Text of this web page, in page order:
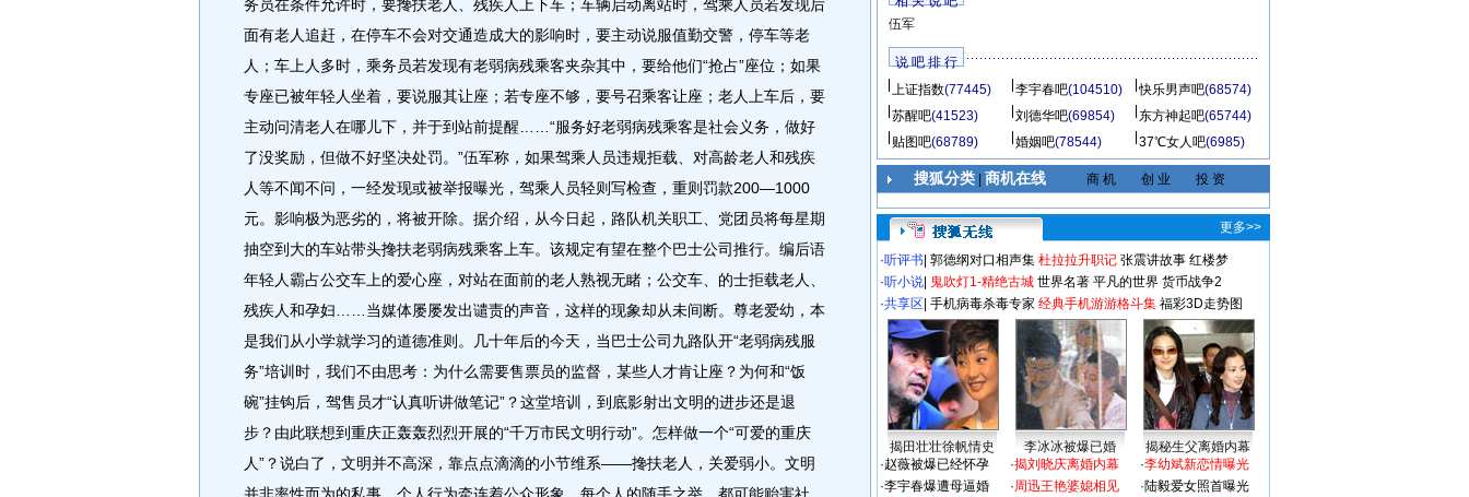
务员在条件允许时，要搀扶老人、残疾人上下车；车辆启动离站时，驾乘人员若发现后
面有老人追赶，在停车不会对交通造成大的影响时，要主动说服值勤交警，停车等老
人；车上人多时，乘务员若发现有老弱病残乘客夹杂其中，要给他们“抢占”座位；如果
专座已被年轻人坐着，要说服其让座；若专座不够，要号召乘客让座；老人上车后，要
主动问清老人在哪儿下，并于到站前提醒……“服务好老弱病残乘客是社会义务，做好
了没奖励，但做不好坚决处罚。”伍军称，如果驾乘人员违规拒载、对高龄老人和残疾
人等不闻不问，一经发现或被举报曝光，驾乘人员轻则写检查，重则罚款200—1000
元。影响极为恶劣的，将被开除。据介绍，从今日起，路队机关职工、党团员将每星期
抽空到大的车站带头搀扶老弱病残乘客上车。该规定有望在整个巴士公司推行。编后语
年轻人霸占公交车上的爱心座，对站在面前的老人熟视无睹；公交车、的士拒载老人、
残疾人和孕妇……当媒体屡屡发出谴责的声音，这样的现象却从未间断。尊老爱幼，本
是我们从小学就学习的道德准则。几十年后的今天，当巴士公司九路队开“老弱病残服
务”培训时，我们不由思考：为什么需要售票员的监督，某些人才肯让座？为何和“饭
碗”挂钩后，驾售员才“认真听讲做笔记”？这堂培训，到底影射出文明的进步还是退
步？由此联想到重庆正轰轰烈烈开展的“千万市民文明行动”。怎样做一个“可爱的重庆
人”？说白了，文明并不高深，靠点点滴滴的小节维系——搀扶老人，关爱弱小。文明
伍军
说 吧 排 行
上证指数(77445) 李宇春吧(104510) 快乐男声吧(68574)
苏醒吧(41523) 刘德华吧(69854) 东方神起吧(65744)
贴图吧(68789) 婚姻吧(78544) 37℃女人吧(6985)
搜狐分类| 商机在线 商 机 创 业 投 资
更多>>
·听评书 郭德纲对口相声集 杜拉拉升职记 张震讲故事 红楼梦
·听小说 鬼吹灯1-精绝古城 世界名著 平凡的世界 货币战争2
·共享区 手机病毒杀毒专家 经典手机游游格斗集 福彩3D走势图
揭田壮壮徐帆情史 李冰冰被爆已婚
揭秘生父离婚内幕
·赵薇被爆已经怀孕
·李宇春爆遭母逼婚
·揭刘晓庆离婚内幕
·周迅王艳婆媳相见
·李幼斌新恋情曝光
·陆毅爱女照首曝光